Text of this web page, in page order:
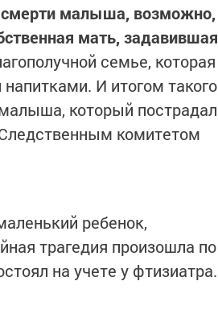
смерти малыша, возможно,
мать, задавившая
семье, которая
И итогом такого
который пострадал
комитетом
ребенок,
трагедия произошла по
на учете у фтизиатра.